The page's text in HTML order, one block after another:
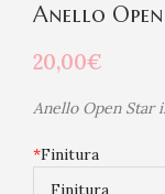
Anello
20,00€
Anello Open Star
*Finitura